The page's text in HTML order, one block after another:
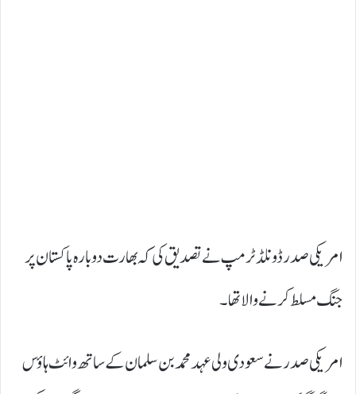
امریکی صدر ڈونلڈ ٹرمپ نے تصدیق کی کہ بھارت دوبارہ پاکستان پر
جنگ مسلط کرنےوا لا تھا۔
امریکی صدر نے سعودی ولی عہد محمد بن سلمان کے ساتھ وائٹ ہاؤس